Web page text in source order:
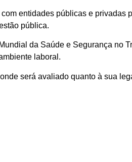
entidades públicas e privadas
pública.
da Saúde e Segurança no
laboral.
será avaliado quanto à sua